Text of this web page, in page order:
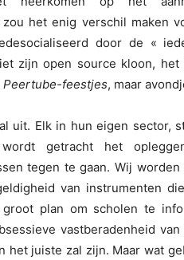
zou het enig verschil maken
door de «
zijn open source kloon,
Peertube-feestjes, maar
uit. Elk in hun eigen sector,
getracht het
tegen te gaan. Wij
van instrumenten
plan om scholen te
vastberadenheid
het juiste zal zijn. Maar wat